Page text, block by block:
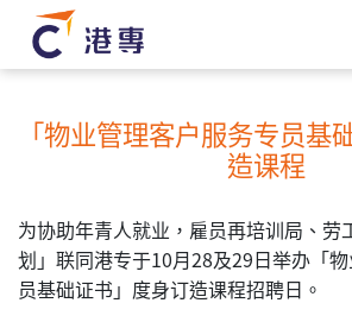
「物业管理客户服务专员基
造课程
为协助年青人就业，雇员再培训局、劳
划」联同港专于10月28及29日举办「
员基础证书」度身订造课程招聘日。